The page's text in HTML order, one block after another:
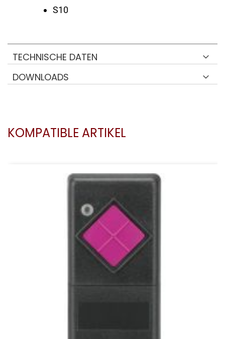
S10
TECHNISCHE DATEN
DOWNLOADS
KOMPATIBLE ARTIKEL